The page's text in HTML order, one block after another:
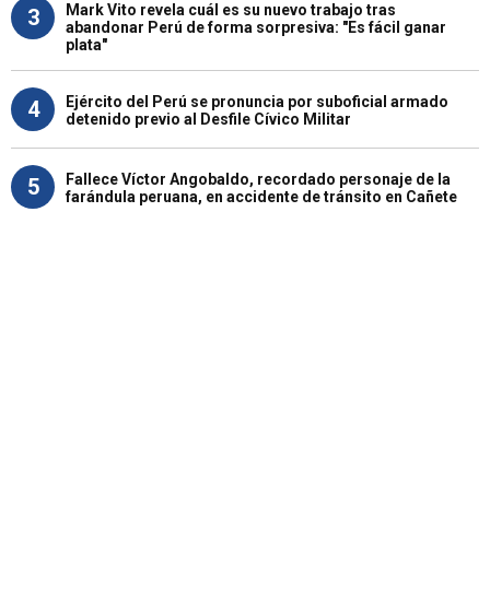
3
Mark Vito revela cuál es su nuevo trabajo tras
abandonar Perú de forma sorpresiva: "Es fácil ganar
plata"
4
Ejército del Perú se pronuncia por suboficial armado
detenido previo al Desfile Cívico Militar
5
Fallece Víctor Angobaldo, recordado personaje de la
farándula peruana, en accidente de tránsito en Cañete